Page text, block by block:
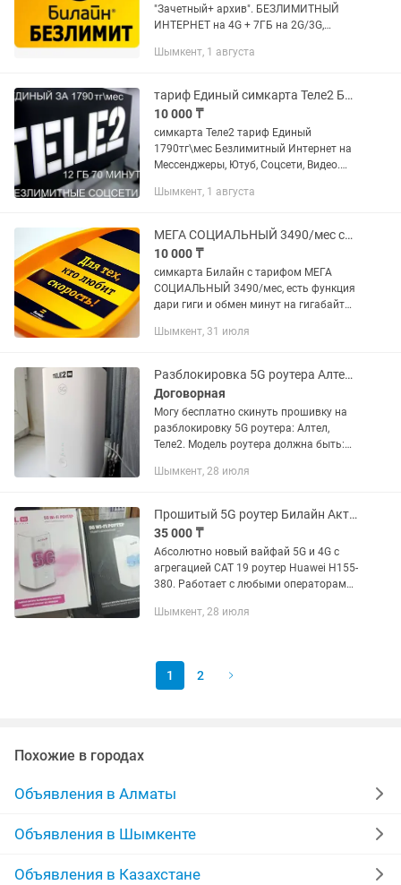
"Зачетный+ архив". БЕЗЛИМИТНЫЙ
ИНТЕРНЕТ на 4G + 7ГБ на 2G/3G,
по РК. Так-же принимаю заказы на
Шымкент, 1 августа
тариф Единый симкарта Теле2 Безлимитный Интернет
10 000 ₸
симкарта Теле2 тариф Единый
1790тг\мес Безлимитный Интернет на
Мессенджеры, Ютуб, Соцсети, Видео.
РК и на городские - 70 мин Звонки
Шымкент, 1 августа
МЕГА СОЦИАЛЬНЫЙ 3490/мес симкарта Билайн с тарифом
10 000 ₸
симкарта Билайн с тарифом МЕГА
СОЦИАЛЬНЫЙ 3490/мес, есть функция
дари гиги и обмен минут на гигабайты,
Интернет - 16 Гб Звонки на других
Шымкент, 31 июля
Разблокировка 5G роутера Алтел, Теле2.
Договорная
Могу бесплатно скинуть прошивку на
разблокировку 5G роутера: Алтел,
Теле2. Модель роутера должна быть:
своём роутере от Теле2 там стоит
Шымкент, 28 июля
Прошитый 5G роутер Билайн Актив Ксел АлтелТеле2 Изи НОВЫЙ В УПАКОВКЕ
35 000 ₸
Абсолютно новый вайфай 5G и 4G с
агрегацией CAT 19 роутер Huawei H155-
380. Работает с любыми операторами:
5G роутер подключает до 64 устройств
Шымкент, 28 июля
1 2
Похожие в городах
Объявления в Алматы
Объявления в Шымкенте
Объявления в Казахстане